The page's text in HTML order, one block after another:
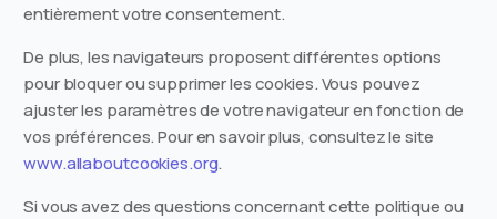
entièrement votre consentement.
De plus, les navigateurs proposent différentes options
pour bloquer ou supprimer les cookies. Vous pouvez
ajuster les paramètres de votre navigateur en fonction de
vos préférences. Pour en savoir plus, consultez le site
www.allaboutcookies.org.
Si vous avez des questions concernant cette politique ou